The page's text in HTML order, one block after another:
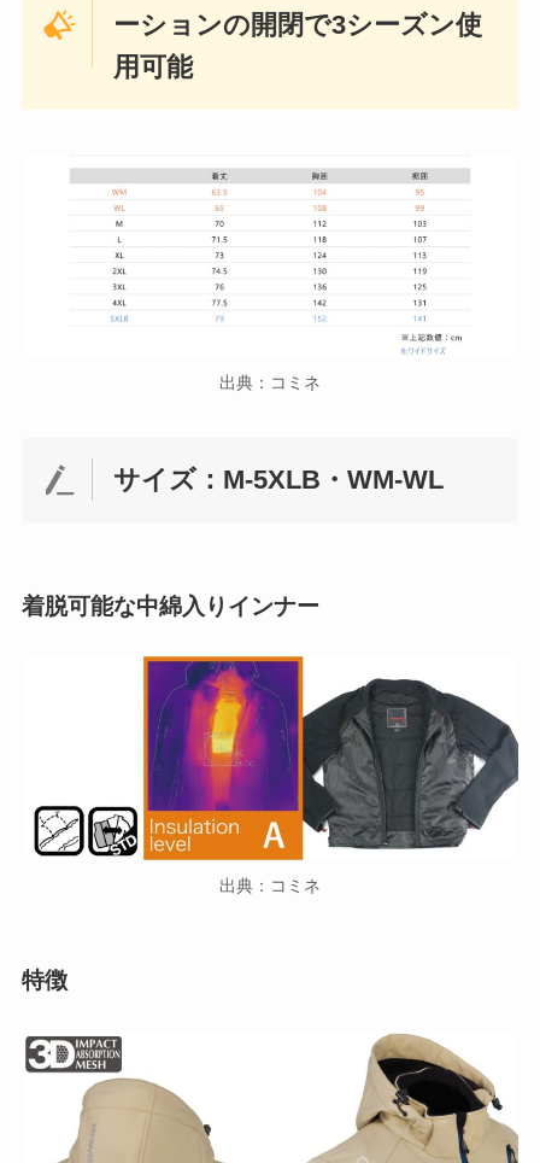
ーションの開閉で3シーズン使
用可能
出典：コミネ
サイズ：M-5XLB・WM-WL
着脱可能な中綿入りインナー
出典：コミネ
特徴